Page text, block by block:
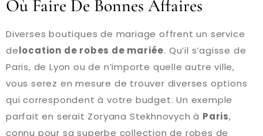
Où Faire De Bonnes Affaires
Diverses boutiques de mariage offrent un service
delocation de robes de mariée. Qu’il s’agisse de
Paris, de Lyon ou de n’importe quelle autre ville,
vous serez en mesure de trouver diverses options
qui correspondent à votre budget. Un exemple
parfait en serait Zoryana Stekhnovych à Paris,
connu pour sa superbe collection de robes de